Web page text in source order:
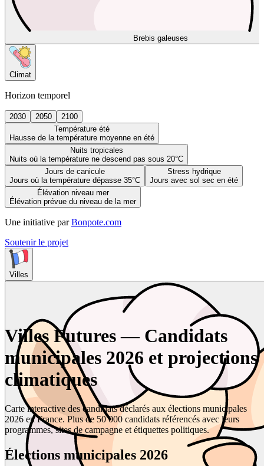
Brebis galeuses
Climat
Horizon temporel
2030 2050
2100
Température été
Hausse de la température moyenne en été
Nuits tropicales
Nuits où la température ne descend pas sous 20°C
Jours de canicule
Jours où la température dépasse 35°C
Stress hydrique
Jours avec sol sec en été
Élévation niveau mer
Élévation prévue du niveau de la mer
Une initiative par Bonpote.com
Soutenir le projet
Villes
Villes Futures — Candidats
municipales 2026 et projections
climatiques
Carte interactive des candidats déclarés aux élections municipales
2026 en France. Plus de 50 000 candidats référencés avec leurs
programmes, sites de campagne et étiquettes politiques.
Élections municipales 2026